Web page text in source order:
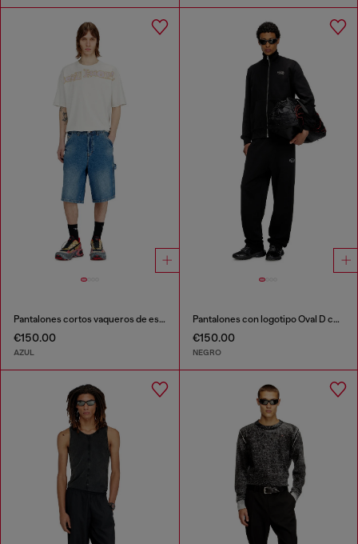
Pantalones cortos vaqueros de estilo utilitario
€150.00
AZUL
Pantalones con logotipo Oval D con efecto metálico
€150.00
NEGRO